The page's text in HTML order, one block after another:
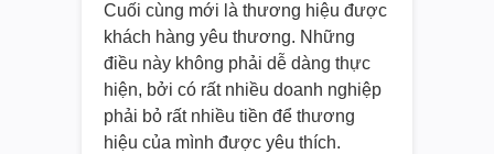
Cuối cùng mới là thương hiệu được
khách hàng yêu thương. Những
điều này không phải dễ dàng thực
hiện, bởi có rất nhiều doanh nghiệp
phải bỏ rất nhiều tiền để thương
hiệu của mình được yêu thích.